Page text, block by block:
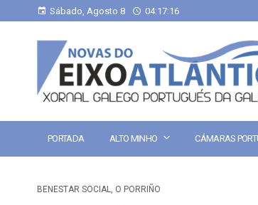
Sábado, Agosto 8 04:17:17
PORTADA ALTO MINHO CÁMARAS
BENESTAR SOCIAL, O PORRIÑO